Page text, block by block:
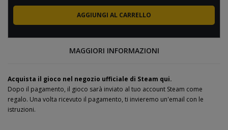
MAGGIORI INFORMAZIONI
Acquista il gioco nel negozio ufficiale di Steam qui.
Dopo il pagamento, il gioco sarà inviato al tuo account Steam come
regalo. Una volta ricevuto il pagamento, ti invieremo un'email con le
istruzioni.